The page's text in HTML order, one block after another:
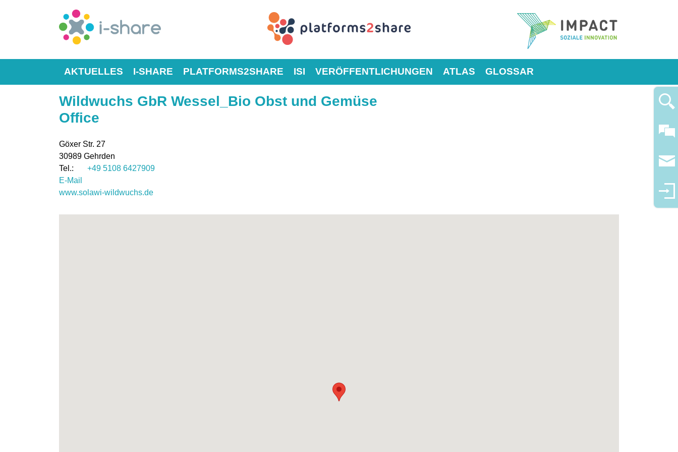
AKTUELLES I-SHARE PLATFORMS2SHARE ISI VERÖFFENTLICHUNGEN ATLAS GLOSSAR
Wildwuchs GbR Wessel_Bio Obst und Gemüse
Office
Göxer Str. 27
30989 Gehrden
+49 5108 6427909
E-Mail
www.solawi-wildwuchs.de